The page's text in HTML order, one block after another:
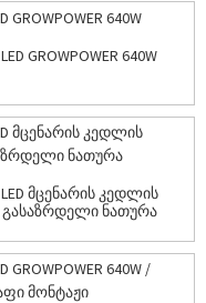
LED GROWPOWER 640W
LED მცენარის კედლის
გასაზრდელი ნათურა